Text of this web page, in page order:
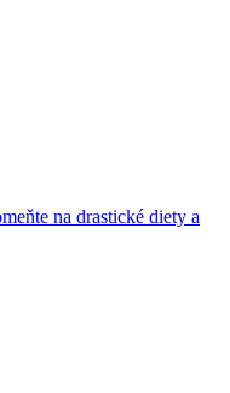
na drastické diety a